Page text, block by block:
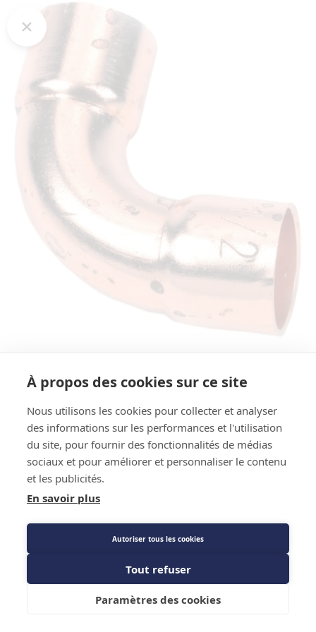
Code : 6784468
Coude refnet cuivre à souder FF 5/8 GR - EID
Distribution
Prix public
Plus 0,02 € d'éco-part. DEEE
4,12 € /PIECE
Ajouter au panier
À propos des cookies sur ce site
Nous utilisons les cookies pour collecter et analyser
des informations sur les performances et l'utilisation
du site, pour fournir des fonctionnalités de médias
sociaux et pour améliorer et personnaliser le contenu
et les publicités.
En savoir plus
Autoriser tous les cookies
Tout refuser
Paramètres des cookies